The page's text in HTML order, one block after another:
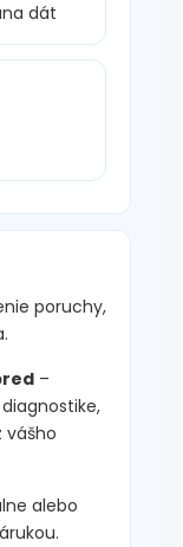
dát
poruchy,
–
vášho
alebo